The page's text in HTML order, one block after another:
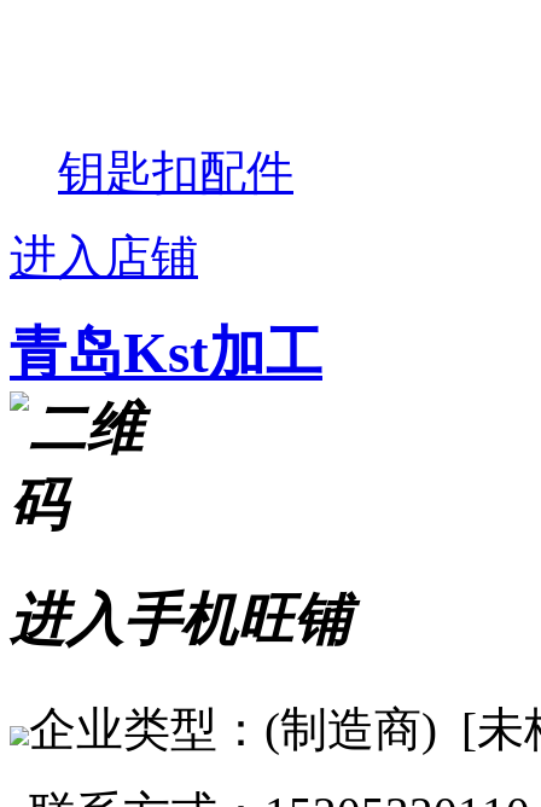
钥匙扣配件
进入店铺
青岛Kst加工
进入手机旺铺
企业类型：(制造商) [未